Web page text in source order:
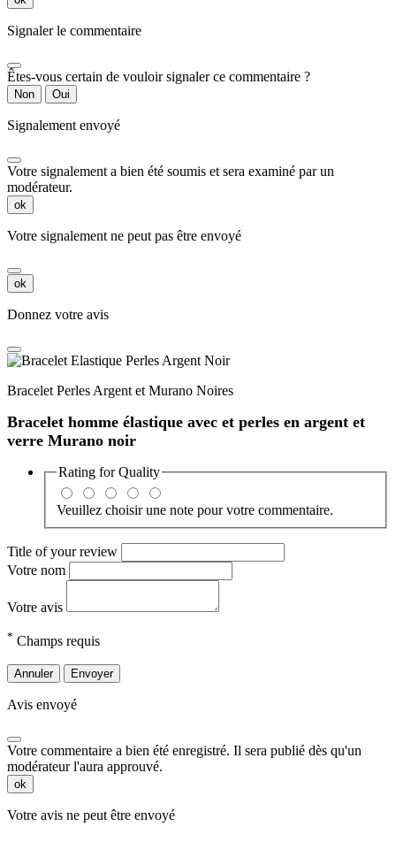
Signaler le commentaire
Êtes-vous certain de vouloir signaler ce commentaire ?
Non Oui
Signalement envoyé
Votre signalement a bien été soumis et sera examiné par un
modérateur.
ok
Votre signalement ne peut pas être envoyé
ok
Donnez votre avis
Bracelet Perles Argent et Murano Noires
Bracelet homme élastique avec et perles en argent et
verre Murano noir
Rating forQuality
Veuillez choisir une note pour votre commentaire.
Title of your review
Votre nom
Votre avis
* Champs requis
Annuler Envoyer
Avis envoyé
Votre commentaire a bien été enregistré. Il sera publié dès qu'un
modérateur l'aura approuvé.
ok
Votre avis ne peut être envoyé